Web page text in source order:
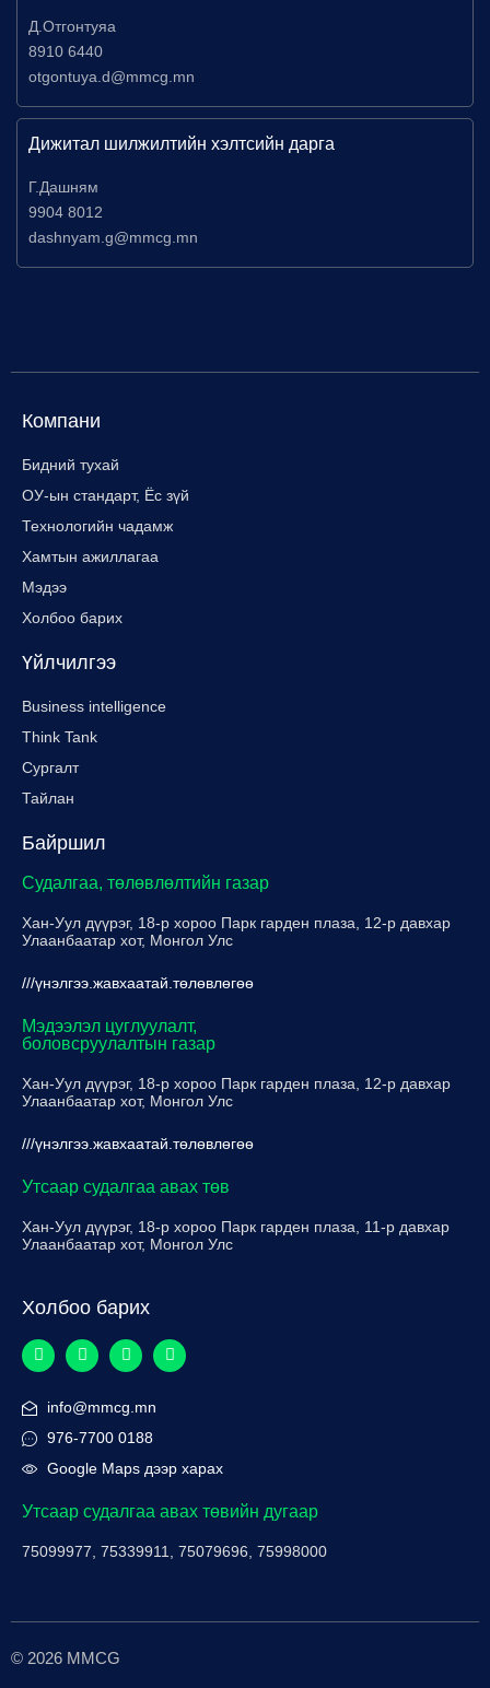
Д.Отгонтуяа
8910 6440
otgontuya.d@mmcg.mn
Дижитал шилжилтийн хэлтсийн дарга
Г.Дашням
9904 8012
dashnyam.g@mmcg.mn
Компани
Бидний тухай
ОУ-ын стандарт, Ёс зүй
Технологийн чадамж
Хамтын ажиллагаа
Мэдээ
Холбоо барих
Үйлчилгээ
Business intelligence
Think Tank
Сургалт
Тайлан
Байршил
Судалгаа, төлөвлөлтийн газар
Хан-Уул дүүрэг, 18-р хороо Парк гарден плаза, 12-р давхар
Улаанбаатар хот, Монгол Улс
///үнэлгээ.жавхаатай.төлөвлөгөө
Мэдээлэл цуглуулалт,
боловсруулалтын газар
Хан-Уул дүүрэг, 18-р хороо Парк гарден плаза, 12-р давхар
Улаанбаатар хот, Монгол Улс
///үнэлгээ.жавхаатай.төлөвлөгөө
Утсаар судалгаа авах төв
Хан-Уул дүүрэг, 18-р хороо Парк гарден плаза, 11-р давхар
Улаанбаатар хот, Монгол Улс
Холбоо барих
info@mmcg.mn
976-7700 0188
Google Maps дээр харах
Утсаар судалгаа авах төвийн дугаар
75099977, 75339911, 75079696, 75998000
© 2026 MMCG